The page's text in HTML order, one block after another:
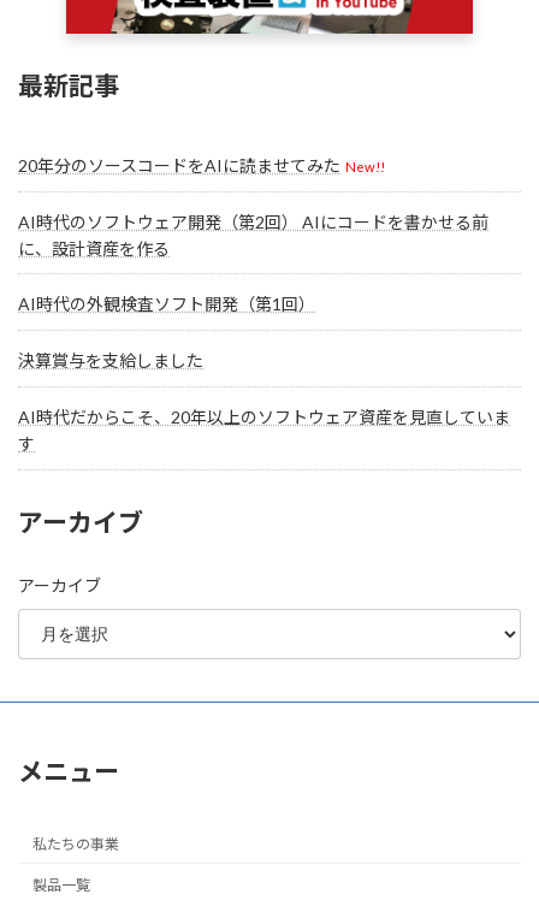
最新記事
20年分のソースコードをAIに読ませてみた New!!
AI時代のソフトウェア開発（第2回） AIにコードを書かせる前
に、設計資産を作る
AI時代の外観検査ソフト開発（第1回）
決算賞与を支給しました
AI時代だからこそ、20年以上のソフトウェア資産を見直していま
す
アーカイブ
アーカイブ
メニュー
私たちの事業
製品一覧